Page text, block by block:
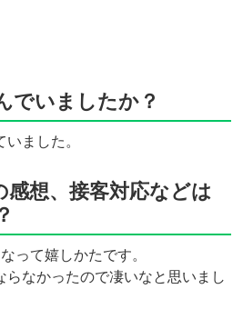
でいましたか？
ました。
感想、接客対応などは
って嬉しかたです。
らなかったので凄いなと思いまし